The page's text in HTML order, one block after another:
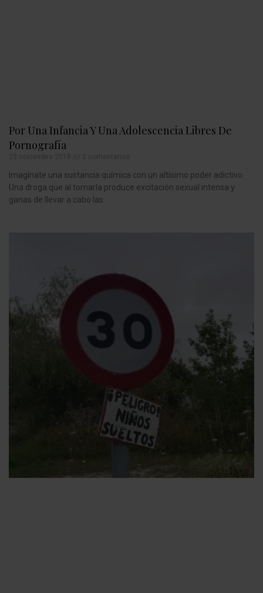
Por Una Infancia Y Una Adolescencia Libres De
Pornografía
Imagínate una sustancia química con un altísimo poder adictivo.
Una droga que al tomarla produce excitación sexual intensa y
ganas de llevar a cabo las